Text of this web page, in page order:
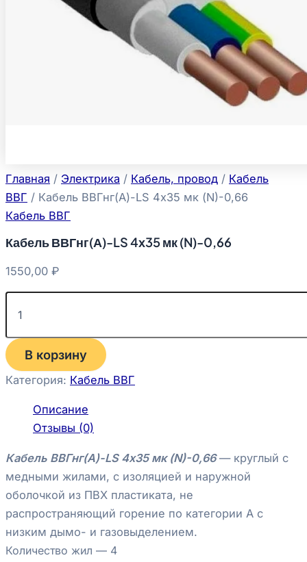
Главная / Электрика / Кабель, провод / Кабель
ВВГ / Кабель ВВГнг(А)-LS 4х35 мк (N)-0,66
Кабель ВВГ
Кабель ВВГнг(А)-LS 4х35 мк (N)-0,66
1550,00 ₽
В корзину
Категория: Кабель ВВГ
Описание
Отзывы (0)
Кабель ВВГнг(А)-LS 4х35 мк (N)-0,66— круглый с
медными жилами, с изоляцией и наружной
оболочкой из ПВХ пластиката, не
распространяющий горение по категории А с
низким дымо- и газовыделением.
Количество жил — 4